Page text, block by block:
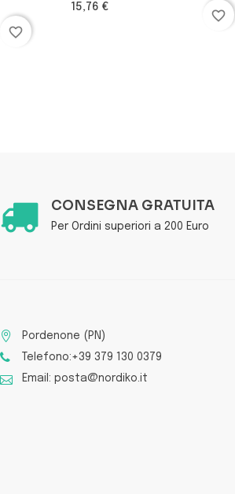
15,76 €
favorite_border
favorite_border
CONSEGNA GRATUITA
Per Ordini superiori a 200 Euro
Pordenone (PN)
Telefono:+39 379 130 0379
Email: posta@nordiko.it